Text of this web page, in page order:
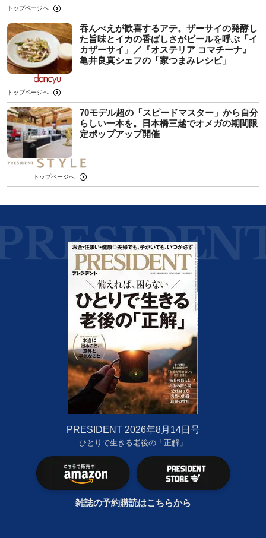
トップページへ
吞んべえが歓喜するアテ。ザーサイの発酵し
た旨味とイカの香ばしさがビールを呼ぶ「イ
カザーサイ」／『オステリア コマチーナ』
⻲井良真シェフの「家つまみレシピ」
トップページへ
70モデル超の「スピードマスター」から自分
らしい一本を。日本橋三越でオメガの期間限
定ポップアップ開催
トップページへ
PRESIDENT 2026年8月14日号
ひとりで生きる老後の「正解」
雑誌の予約購読はこちらから